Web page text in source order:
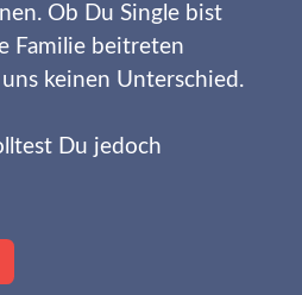
Ob Du Single bist
Familie beitreten
keinen Unterschied.
Du jedoch